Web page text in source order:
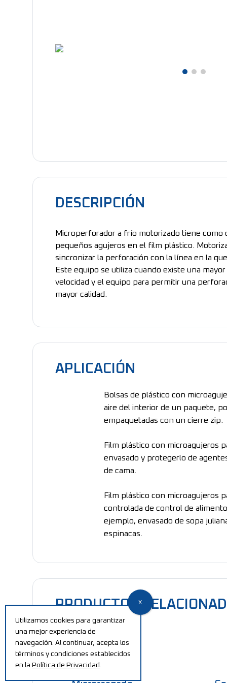
DESCRIPCIÓN
Microperforador a frío motorizado tiene como
pequeños agujeros en el film plástico.
sincronizar la perforación con la línea en la que
Este equipo se utiliza cuando existe una
velocidad y el equipo para permitir una
mayor calidad.
APLICACIÓN
Bolsas de plástico con
aire del interior de un paquete,
empaquetadas con un cierre zip.
Film plástico con microagujeros
envasado y protegerlo de
de cama.
Film plástico con microagujeros
controlada de control de
ejemplo, envasado de sopa
espinacas.
PRODUCTOS
Utilizamos cookies para garantizar
una mejor experiencia de
navegación. Al continuar, acepta los
términos y condiciones establecidos
en la Política de Privacidad.